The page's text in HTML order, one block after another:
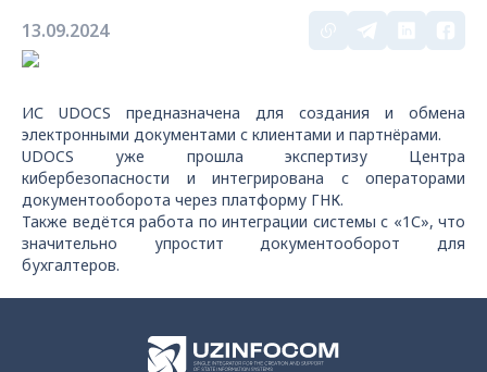
13.09.2024
ИС UDOCS предназначена для создания и обмена
электронными документами с клиентами и партнёрами.
UDOCS уже прошла экспертизу Центра
кибербезопасности и интегрирована с операторами
документооборота через платформу ГНК.
Также ведётся работа по интеграции системы с «1С», что
значительно упростит документооборот для
бухгалтеров.